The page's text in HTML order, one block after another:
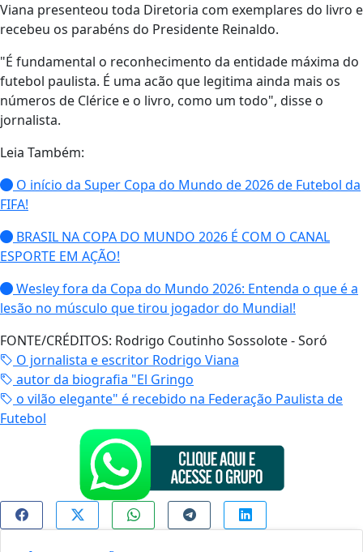
Viana presenteou toda Diretoria com exemplares do livro e
recebeu os parabéns do Presidente Reinaldo.
"É fundamental o reconhecimento da entidade máxima do
futebol paulista. É uma acão que legitima ainda mais os
números de Clérice e o livro, como um todo", disse o
jornalista.
Leia Também:
O início da Super Copa do Mundo de 2026 de Futebol da
FIFA!
BRASIL NA COPA DO MUNDO 2026 É COM O CANAL
ESPORTE EM AÇÃO!
Wesley fora da Copa do Mundo 2026: Entenda o que é a
lesão no músculo que tirou jogador do Mundial!
FONTE/CRÉDITOS: Rodrigo Coutinho Sossolote - Soró
O jornalista e escritor Rodrigo Viana
autor da biografia "El Gringo
o vilão elegante" é recebido na Federação Paulista de
Futebol